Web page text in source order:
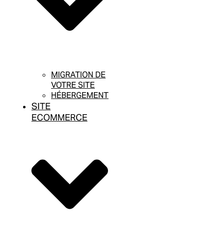
MIGRATION DE
VOTRE SITE
HÉBERGEMENT
SITE
ECOMMERCE